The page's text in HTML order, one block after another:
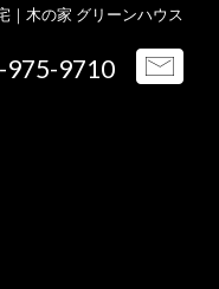
｜木の家 グリーンハウス
975-9710